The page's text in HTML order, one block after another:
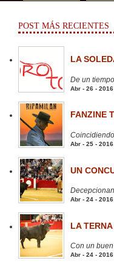
POST MÁS RECIENTES
LA
De un
Abr - 26 - 2016
FANZINE
Abr - 25 - 2016
UN
Abr - 24 - 2016
LA
Con un
Abr - 24 - 2016